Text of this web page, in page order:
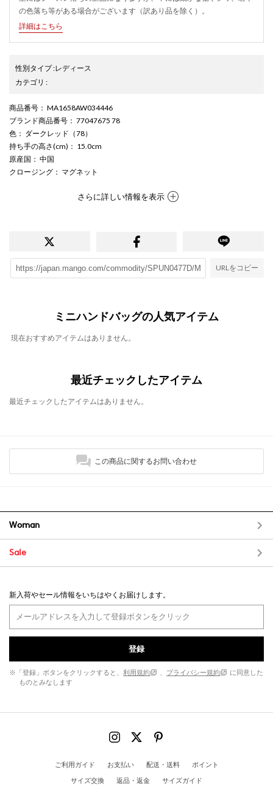
の色落ち等がある場合がございます（訳あり品を除く）。
詳細はこちら
性別タイプ:レディース
カテゴリ :
商品番号 ： MA1658AW034446
ブランド商品番号 ： 77047675 78
色 ： ダークレッド（78）
持ち手の高さ(cm) ： 15.0cm
原産国 ： 中国
クロージング ： マグネット
さらに詳しい情報を表示
URLをコピー
ミニハンドバッグの人気アイテム
現在おすすめアイテムはありません。
最近チェックしたアイテム
最近チェックしたアイテムはありません。
この商品に関するお問い合わせ
Woman
Sale
新入荷やセール情報をいちはやくお届けします。
登録
※「登録」ボタンをクリックすると、 利用規約 、 プライバシー規約
に同意した
ものとみなします
ご利用ガイド お支払い 配送・送料
ポイント
サイズ交換
返品・返金 サイズガイド